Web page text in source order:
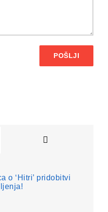
POŠLJI
o ‘Hitri’ pridobitvi